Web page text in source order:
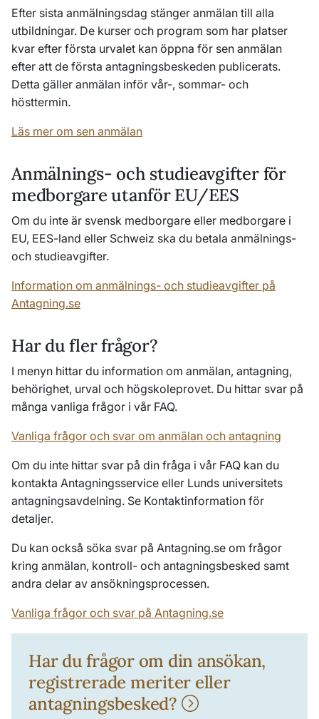
Efter sista anmälningsdag stänger anmälan till alla
utbildningar. De kurser och program som har platser
kvar efter första urvalet kan öppna för sen anmälan
efter att de första antagningsbeskeden publicerats.
Detta gäller anmälan inför vår-, sommar- och
hösttermin.
Läs mer om sen anmälan
Anmälnings- och studieavgifter för
medborgare utanför EU/EES
Om du inte är svensk medborgare eller medborgare i
EU, EES-land eller Schweiz ska du betala anmälnings-
och studieavgifter.
Information om anmälnings- och studieavgifter på
Antagning.se
Har du fler frågor?
I menyn hittar du information om anmälan, antagning,
behörighet, urval och högskoleprovet. Du hittar svar på
många vanliga frågor i vår FAQ.
Vanliga frågor och svar om anmälan och antagning
Om du inte hittar svar på din fråga i vår FAQ kan du
kontakta Antagningsservice eller Lunds universitets
antagningsavdelning. Se Kontaktinformation för
detaljer.
Du kan också söka svar på Antagning.se om frågor
kring anmälan, kontroll- och antagningsbesked samt
andra delar av ansökningsprocessen.
Vanliga frågor och svar på Antagning.se
Har du frågor om din ansökan,
registrerade meriter eller
antagningsbesked?